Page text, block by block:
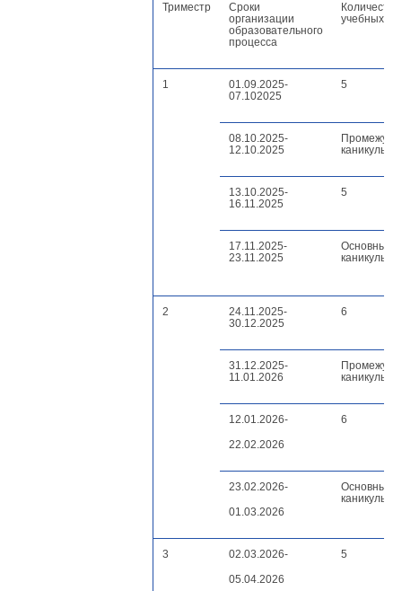
Триместр
Сроки
организации
образовательного
процесса
Количество
учебных
1
01.09.2025-
07.102025
5
08.10.2025-
12.10.2025
каникулы
13.10.2025-
16.11.2025
5
17.11.2025-
23.11.2025
Основные
каникулы
2
24.11.2025-
30.12.2025
6
31.12.2025-
11.01.2026
каникулы
12.01.2026-
22.02.2026
6
23.02.2026-
01.03.2026
Основные
каникулы
3 02.03.2026-
05.04.2026
5